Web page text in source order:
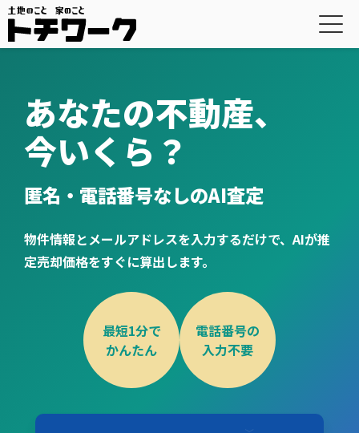
あなたの不動産、
今いくら？
匿名・電話番号なしのAI査定
物件情報とメールアドレスを入力するだけで、AIが推
定売却価格をすぐに算出します。
最短1分で
かんたん
電話番号の
入力不要